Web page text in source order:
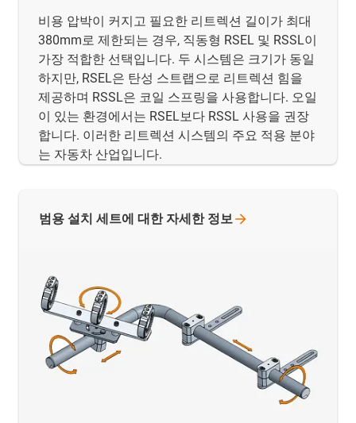
비용 압박이 커지고 필요한 리트렉션 길이가 최대
380mm로 제한되는 경우, 직동형 RSEL 및 RSSL이
가장 적합한 선택입니다. 두 시스템은 크기가 동일
하지만, RSEL은 탄성 스트랩으로 리트렉션 힘을
제공하며 RSSL은 코일 스프링을 사용합니다. 오일
이 있는 환경에서는 RSEL보다 RSSL 사용을 권장
합니다. 이러한 리트렉션 시스템의 주요 적용 분야
는 자동차 산업입니다.
범용 설치 세트에 대한 자세한 정보